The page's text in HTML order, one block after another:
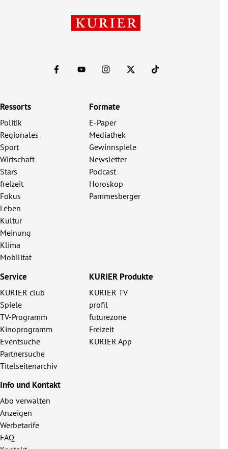
Ressorts
Politik
Regionales
Sport
Wirtschaft
Stars
freizeit
Fokus
Leben
Kultur
Meinung
Klima
Mobilität
Formate
E-Paper
Mediathek
Gewinnspiele
Newsletter
Podcast
Horoskop
Pammesberger
Service
KURIER club
Spiele
TV-Programm
Kinoprogramm
Eventsuche
Partnersuche
Titelseitenarchiv
KURIER Produkte
KURIER TV
profil
futurezone
Freizeit
KURIER App
Info und Kontakt
Abo verwalten
Anzeigen
Werbetarife
FAQ